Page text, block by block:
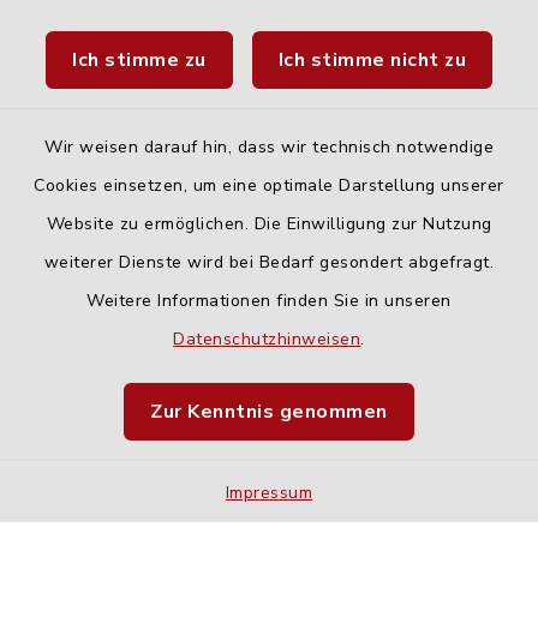
Ich stimme zu Ich stimme nicht zu
Wir weisen darauf hin, dass wir technisch notwendige
Cookies einsetzen, um eine optimale Darstellung unserer
Website zu ermöglichen. Die Einwilligung zur Nutzung
weiterer Dienste wird bei Bedarf gesondert abgefragt.
Weitere Informationen finden Sie in unseren
Datenschutzhinweisen.
Zur Kenntnis genommen
Impressum
Fahrplanauskunft DING
Barrierefreiheit
Impressum
Sitemap